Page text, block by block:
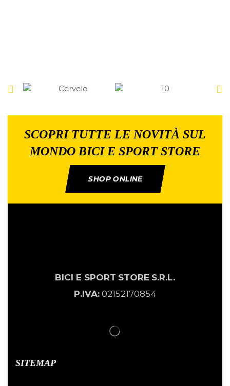
SCOPRI TUTTE LE NOVITÀ SUL
MONDO BICI E SPORT STORE
SHOP ONLINE
BICI E SPORT STORE S.R.L.
P.IVA:02152170854
SITEMAP